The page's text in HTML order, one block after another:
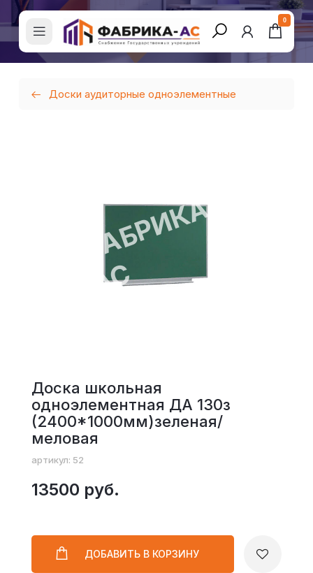
0
Доски аудиторные одноэлементные
Доска школьная
одноэлементная ДА 130з
(2400*1000мм)зеленая/
меловая
артикул: 52
13500 руб.
ДОБАВИТЬ В КОРЗИНУ